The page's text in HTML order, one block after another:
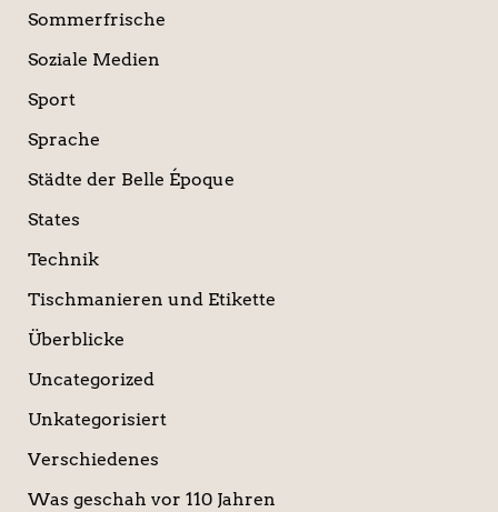
Sommerfrische
Soziale Medien
Sport
Sprache
Städte der Belle Époque
States
Technik
Tischmanieren und Etikette
Überblicke
Uncategorized
Unkategorisiert
Verschiedenes
Was geschah vor 110 Jahren